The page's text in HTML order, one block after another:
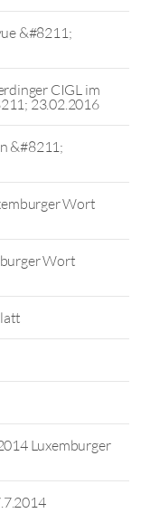
&#8211;
CIGL im
23.02.2016
&#8211;
Wort
Wort
Luxemburger